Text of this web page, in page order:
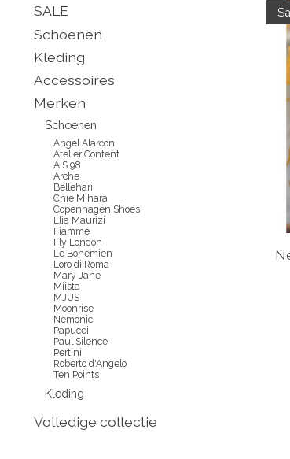
SALE
Schoenen
Kleding
Accessoires
Merken
Schoenen
Angel Alarcon
Atelier Content
A.S.98
Arche
Bellehari
Chie Mihara
Copenhagen Shoes
Elia Maurizi
Fiamme
Fly London
Le Bohemien
Loro di Roma
Mary Jane
Miista
MJUS
Moonrise
Nemonic
Papucei
Paul Silence
Pertini
Roberto d'Angelo
Ten Points
Kleding
Volledige collectie